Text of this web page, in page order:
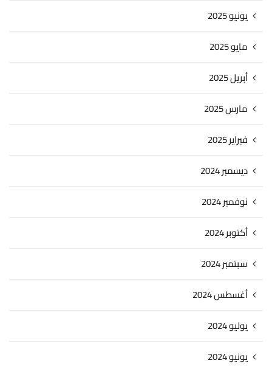
يونيو 2025
مايو 2025
أبريل 2025
مارس 2025
فبراير 2025
ديسمبر 2024
نوفمبر 2024
أكتوبر 2024
سبتمبر 2024
أغسطس 2024
يوليو 2024
يونيو 2024